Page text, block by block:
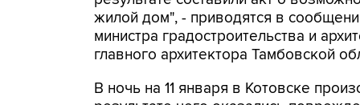
жилой дом", - приводятся в
министра градостроительства и
главного архитектора Тамбовской
В ночь на 11 января в Котовске